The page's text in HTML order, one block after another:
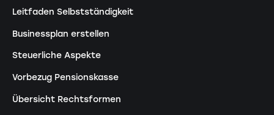
Leitfaden Selbstständigkeit
Businessplan erstellen
Steuerliche Aspekte
Vorbezug Pensionskasse
Übersicht Rechtsformen